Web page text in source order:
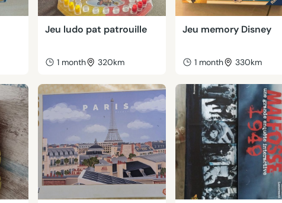
Jeu ludo pat patrouille
1 month 320km
Jeu memory Disney
1 month 330km